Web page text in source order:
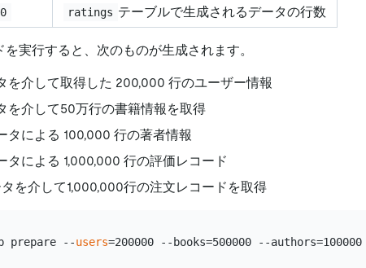
ratings テーブルで生成されるデータの行数
実行すると、次のものが生成されます。
を介して取得した 200,000 行のユーザー情報
を介して50万行の書籍情報を取得
タによる 100,000 行の著者情報
タによる 1,000,000 行の評価レコード
を介して1,000,000行の注文レコードを取得
prepare --users